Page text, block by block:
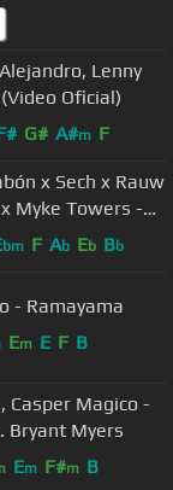
Lenny
Oficial)
G# A#m F
x Sech x Rauw
Myke Towers -
Oficial)
bm F Ab Eb Bb
- Ramayama
Em E F B
Casper Magico -
Bryant Myers
Em F#m B